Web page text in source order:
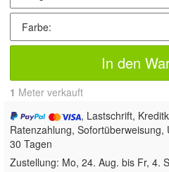
In den
1 Meter verkauft
, Lastschrift,
Ratenzahlung,
30 Tagen
Zustellung: Mo, 24. Aug. bis Fr, 4.